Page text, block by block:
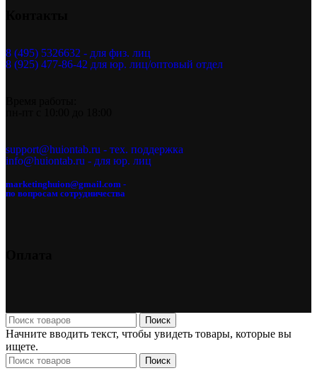
8 (495) 5326632 - для физ. лиц
8 (925) 477-86-42 для юр. лиц/оптовый отдел
support@huiontab.ru - тех. поддержка
info@huiontab.ru - для юр. лиц
marketinghuion@gmail.com -
по вопросам сотрудничества
Поиск
Начните вводить текст, чтобы увидеть товары, которые вы
ищете.
Поиск